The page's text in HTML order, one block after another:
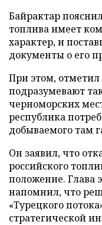
Байрактар
топлива имеет
характер, и
документы о его
При этом,
подразумевают
черноморских
республика
добываемого там
Он заявил, что
российского
положение. Глава
напомнил, что
«Турецкого
стратегической